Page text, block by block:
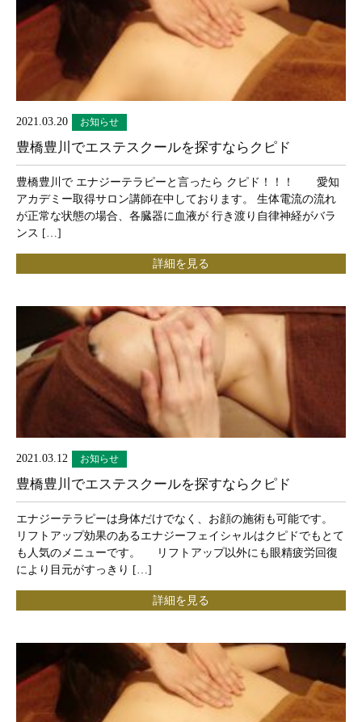
2021.03.20 お知らせ
豊橋豊川でエステスクールを探すならクピド
豊橋豊川で エナジーテラピーと言ったら クピド！！！ 愛知
アカデミー取得サロン講師在中しております。 生体電流の流れ
が正常な状態の場合、各臓器に血液が 行き渡り自律神経がバラ
ンス […]
詳細を見る
2021.03.12 お知らせ
豊橋豊川でエステスクールを探すならクピド
エナジーテラピーは身体だけでなく、お顔の施術も可能です。
リフトアップ効果のあるエナジーフェイシャルはクピドでもとて
も人気のメニューです。 リフトアップ以外にも眼精疲労回復
により目元がすっきり […]
詳細を見る